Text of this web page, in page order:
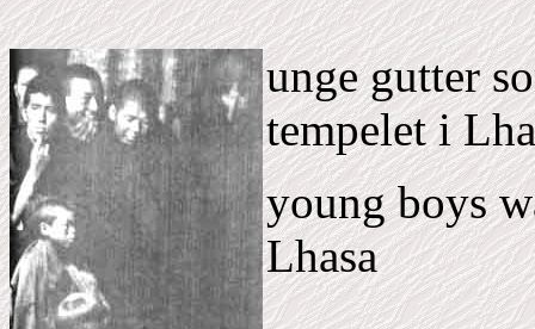
unge gutter
tempelet i
young boys
Lhasa